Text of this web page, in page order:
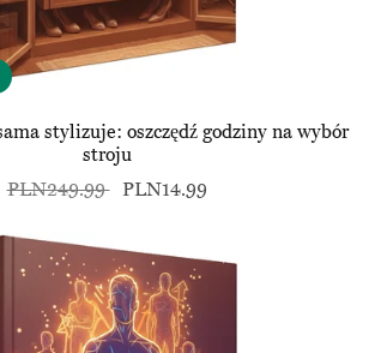
stylizuje: oszczędź godziny na wybór
stroju
PLN249.99 PLN14.99